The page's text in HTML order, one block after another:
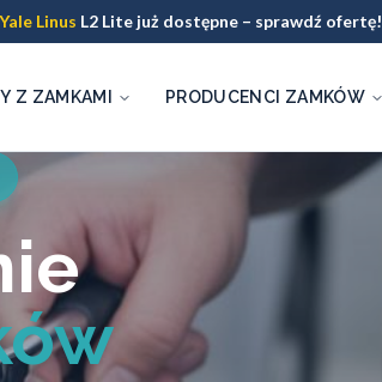
Yale Linus L2 Lite już dostępne – sprawdź ofertę!
Z ZAMKAMI PRODUCENCI ZAMKÓW